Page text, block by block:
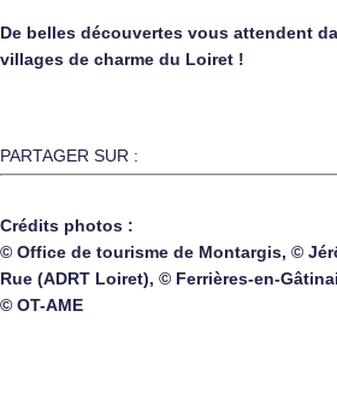
De belles découvertes vous attendent
villages de charme du Loiret !
PARTAGER SUR :
Crédits photos :
© Office de tourisme de Montargis, ©
Rue (ADRT Loiret), © Ferrières-en-
© OT-AME